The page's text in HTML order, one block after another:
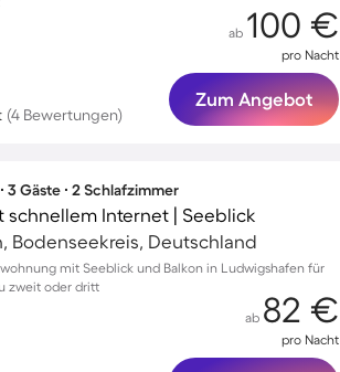
(4 Bewertungen)
ab 100 €
pro Nacht
Zum Angebot
3 Gäste ∙ 2 Schlafzimmer
schnellem Internet | Seeblick
Bodenseekreis, Deutschland
mit Seeblick und Balkon in Ludwigshafen für
zweit oder dritt
ab 82 €
pro Nacht